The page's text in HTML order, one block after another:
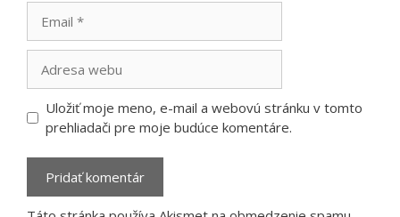
webu
Uložiť moje meno, e-mail a webovú stránku v tomto
prehliadači pre moje budúce komentáre.